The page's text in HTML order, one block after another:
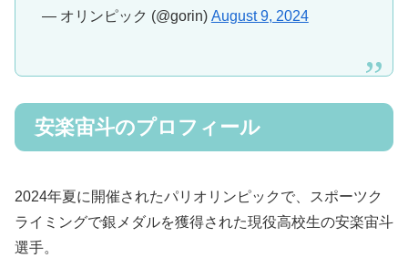
— オリンピック (@gorin) August 9, 2024
安楽宙斗のプロフィール
2024年夏に開催されたパリオリンピックで、スポーツク
ライミングで銀メダルを獲得された現役高校生の安楽宙斗
選手。